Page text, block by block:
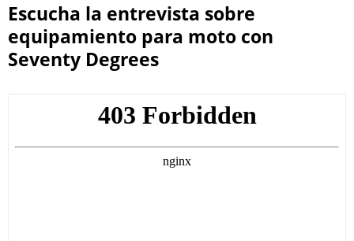
Escucha la entrevista sobre
equipamiento para moto con
Seventy Degrees